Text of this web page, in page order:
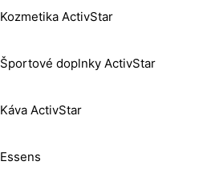
Kozmetika ActivStar
Športové doplnky ActivStar
Káva ActivStar
Essens